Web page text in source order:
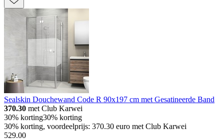
Sealskin Douchewand Code R 90x197 cm met Gesatineerde Band
370.30 met Club Karwei
30% korting30% korting
30% korting, voordeelprijs: 370.30 euro met Club Karwei
529.00